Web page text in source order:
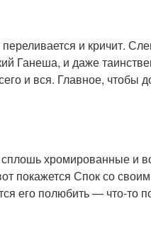
и кричит.
Ганеша, и даже
и вся. Главное, чтобы
сплошь хромированные и
покажется Спок со
его полюбить — что-то